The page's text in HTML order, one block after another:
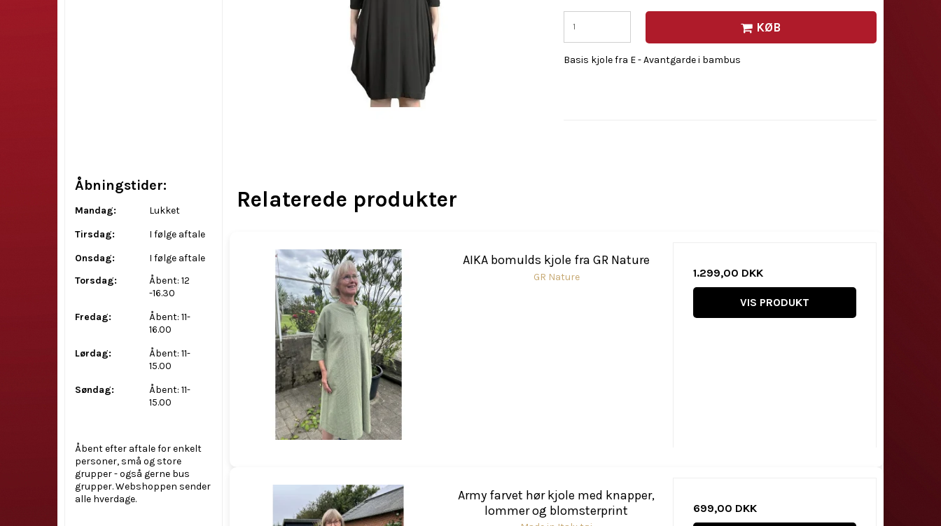
Åbningstider:
Mandag:
Lukket
Tirsdag:
I følge aftale
Onsdag:
I følge aftale
Torsdag:
Åbent: 12
-16.30
Fredag:
Åbent: 11-
16.00
Lørdag:
Åbent: 11-
15.00
Søndag:
Åbent: 11-
15.00
Åbent efter aftale for enkelt
personer, små og store
grupper - også gerne bus
grupper. Webshoppen sender
alle hverdage.
KØB
Basis kjole fra E - Avantgarde i bambus
Relaterede produkter
AIKA bomulds kjole fra GR Nature
GR Nature 1.299,00 DKK
VIS PRODUKT
Army farvet hør kjole med knapper,
lommer og blomsterprint
699,00 DKK